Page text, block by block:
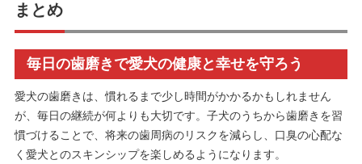
まとめ
毎日の歯磨きで愛犬の健康と幸せを守ろう
愛犬の歯磨きは、慣れるまで少し時間がかかるかもしれません
が、毎日の継続が何よりも大切です。子犬のうちから歯磨きを習
慣づけることで、将来の歯周病のリスクを減らし、口臭の心配な
く愛犬とのスキンシップを楽しめるようになります。